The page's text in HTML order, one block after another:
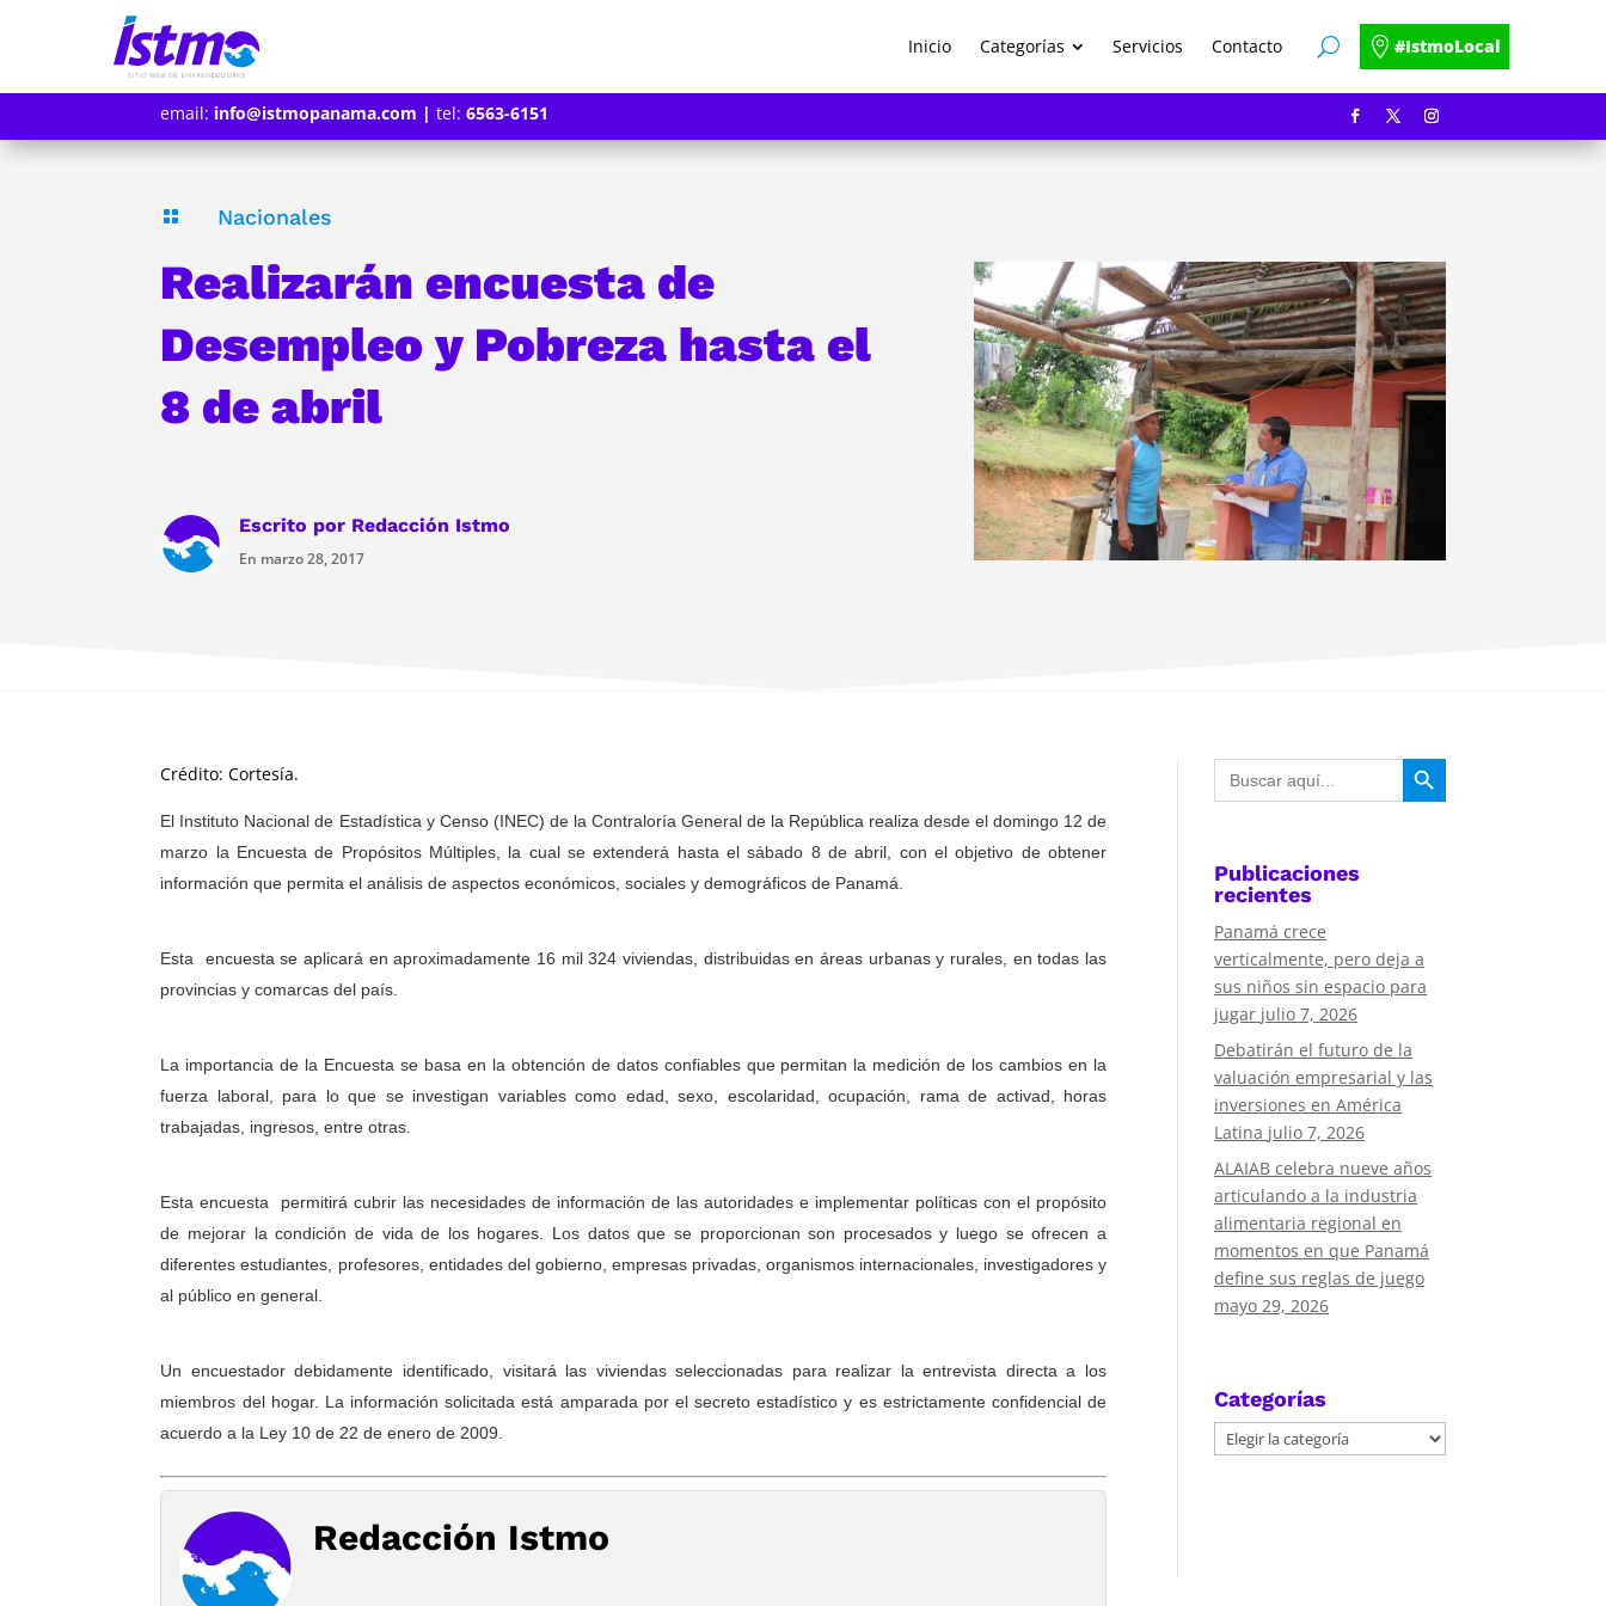
Inicio Categorías Servicios Contacto #IstmoLocal
email: info@istmopanama.com |tel: 6563-6151
 Nacionales
Realizarán encuesta de
Desempleo y Pobreza hasta el
8 de abril
Escrito por Redacción Istmo
En marzo 28, 2017
Crédito: Cortesía.
El Instituto Nacional de Estadística y Censo (INEC) de la Contraloría General de la República realiza desde el domingo 12 de
marzo la Encuesta de Propósitos Múltiples, la cual se extenderá hasta el sábado 8 de abril, con el objetivo de obtener
información que permita el análisis de aspectos económicos, sociales y demográficos de Panamá.
Esta encuesta se aplicará en aproximadamente 16 mil 324 viviendas, distribuidas en áreas urbanas y rurales, en todas las
provincias y comarcas del país.
La importancia de la Encuesta se basa en la obtención de datos confiables que permitan la medición de los cambios en la
fuerza laboral, para lo que se investigan variables como edad, sexo, escolaridad, ocupación, rama de activad, horas
trabajadas, ingresos, entre otras.
Esta encuesta permitirá cubrir las necesidades de información de las autoridades e implementar políticas con el propósito
de mejorar la condición de vida de los hogares. Los datos que se proporcionan son procesados y luego se ofrecen a
diferentes estudiantes, profesores, entidades del gobierno, empresas privadas, organismos internacionales, investigadores y
al público en general.
Un encuestador debidamente identificado, visitará las viviendas seleccionadas para realizar la entrevista directa a los
miembros del hogar. La información solicitada está amparada por el secreto estadístico y es estrictamente confidencial de
acuerdo a la Ley 10 de 22 de enero de 2009.
Redacción Istmo
Buscar: Botón de búsqueda
Publicaciones
recientes
Panamá crece
verticalmente, pero deja a
sus niños sin espacio para
jugar julio 7, 2026
Debatirán el futuro de la
valuación empresarial y las
inversiones en América
Latina julio 7, 2026
ALAIAB celebra nueve años
articulando a la industria
alimentaria regional en
momentos en que Panamá
define sus reglas de juego
mayo 29, 2026
Categorías
Categorías